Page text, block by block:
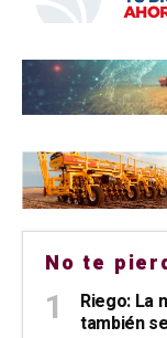
No te
Riego: La
también